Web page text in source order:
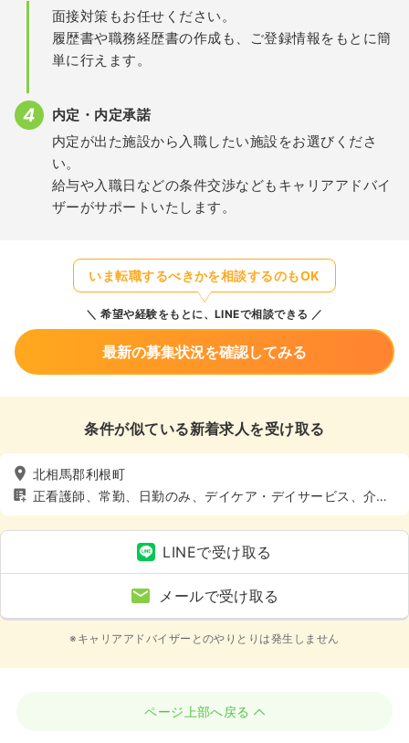
面接対策もお任せください。
履歴書や職務経歴書の作成も、ご登録情報をもとに簡
単に行えます。
内定・内定承諾
内定が出た施設から入職したい施設をお選びくださ
い。
給与や入職日などの条件交渉などもキャリアアドバイ
ザーがサポートいたします。
いま転職するべきかを相談するのもOK
希望や経験をもとに、LINEで相談できる
最新の募集状況を確認してみる
条件が似ている新着求人を受け取る
北相馬郡利根町
正看護師、常勤、日勤のみ、デイケア・デイサービス、介
護・福祉系、土日休み
LINEで受け取る
メールで受け取る
※キャリアアドバイザーとのやりとりは発生しません
ページ上部へ戻る